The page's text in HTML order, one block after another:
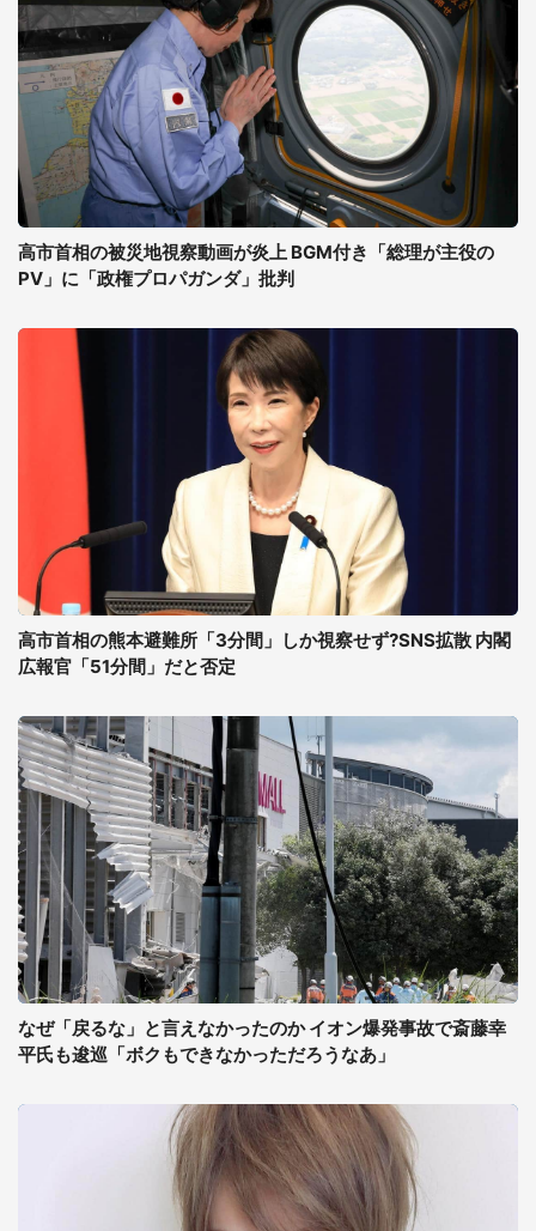
高市首相の被災地視察動画が炎上 BGM付き「総理が主役の
PV」に「政権プロパガンダ」批判
高市首相の熊本避難所「3分間」しか視察せず?SNS拡散 内閣
広報官「51分間」だと否定
なぜ「戻るな」と言えなかったのか イオン爆発事故で斎藤幸
平氏も逡巡「ボクもできなかっただろうなあ」